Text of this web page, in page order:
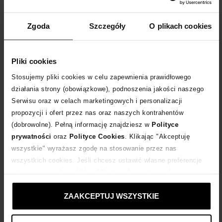
Zgoda Szczegóły O plikach cookies
Pliki cookies
Stosujemy pliki cookies w celu zapewnienia prawidłowego
działania strony (obowiązkowe), podnoszenia jakości naszego
Serwisu oraz w celach marketingowych i personalizacji
propozycji i ofert przez nas oraz naszych kontrahentów
(dobrowolne). Pełną informację znajdziesz w Polityce
prywatności oraz Polityce Cookies . Klikając "Akceptuję
wszystkie" wyrażasz zgodę na stosowanie przez nas
wszystkich cookies. Jeśli chcesz ustawić własne preferencje
ustawienia prywatności.
ZAAKCEPTUJ WSZYSTKIE
Denimowe total-looki, wszechobecna krata, dopasowane sukienki
akcesoria: kapelusze w stylu bucket i małe torebki. To tylko niektóre
z trendów lat 90., które widujemy współcześnie na ulicach.
Na naszym blogu zainspirujemy Cię do stworzenia stylizacji prosto
z lat 90! czytaj więcej